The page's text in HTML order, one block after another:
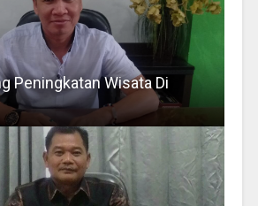
Peningkatan Wisata Di